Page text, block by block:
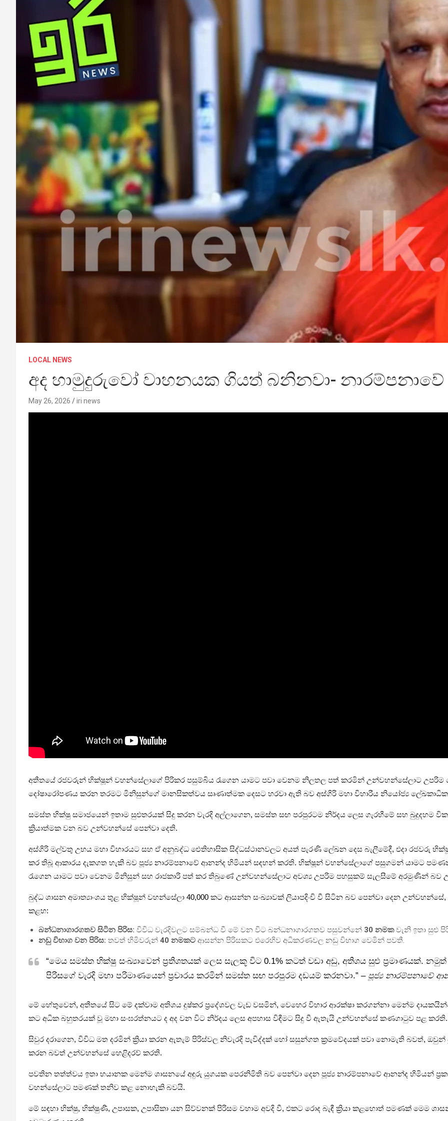
LOCAL NEWS
අද හාමුදුරුවෝ වාහනයක ගියත් බනිනවා-
May 26, 2026 iri news
අතීතයේ රජවරුන් භික්ෂූන් වහන්සේලාගේ පිරිකර පසුම්බිය රැගෙන යාමට පවා වෙනම නිලතල පත් කරමින් උන්වහන්සේලාට
දෝෂාරෝපණය කරන තරමට මිනිසුන්ගේ මානසිකත්වය සෘණාත්මක දෙසට හරවා ඇති බව අස්ගිරි මහා විහාරීය නියෝජ්‍ය
සමස්ත භික්ෂු සමාජයෙන් ඉතාම සුළුතරයක් සිදු කරන වැරදි අල්ලාගෙන, සමස්ත සඟ පරපුරටම නිර්දය ලෙස ගැරහීමේ සහ බුදුදහම
ක්‍රියාත්මක වන බව උන්වහන්සේ පෙන්වා දෙති.
අස්ගිරි මල්වතු උභය මහා විහාරයට සහ ඒ අනුබද්ධ ඓතිහාසික සිද්ධස්ථානවලට අයත් පැරණි ලේඛන දෙස බැලීමේදී, එදා රජවරු
කර තිබූ ආකාරය දැකගත හැකි බව පූජ්‍ය නාරම්පනාවේ ආනන්ද හිමියන් සඳහන් කරති. භික්ෂූන් වහන්සේලාගේ පසුගමන් යාමට
රැගෙන යාමට පවා වෙනම මිනිසුන් සහ රාජකාරි පත් කර තිබුණේ උන්වහන්සේලාට අවශ්‍ය උපරිම පහසුකම් සැලසීමේ අරමුණින්
බුද්ධ ශාසන අමාත්‍යාංශය තුළ භික්ෂූන් වහන්සේලා 40,000 කට ආසන්න සංඛ්‍යාවක් ලියාපදිංචි වී සිටින බව පෙන්වා දෙන
කළහ:
බන්ධනාගාරගතව සිටින පිරිස: විවිධ වැරදිවලට සම්බන්ධ වී මේ වන විට බන්ධනාගාරගතව පසුවන්නේ 30 නමකවැනි ඉතා සුළු
නඩු විභාග වන පිරිස: තවත් හිමිවරුන් 40 නමකට ආසන්න පිරිසකට එරෙහිව අධිකරණවල නඩු විභාග වෙමින් පවතී.
“මෙය සමස්ත භික්ෂු සංඛ්‍යාවෙන් ප්‍රතිශතයක් ලෙස සැලකූ විට 0.1% කටත් වඩා අඩු, අතිශය සුළු ප්‍රමාණයක්.
පිරිසගේ වැරදි මහා පරිමාණයෙන් ප්‍රචාරය කරමින් සමස්ත සඟ පරපුරම දඩයම් කරනවා.” – පූජ්‍ය නාරම්පනාවේ
මේ හේතුවෙන්, අතීතයේ සිට මේ දක්වාම අතිශය දුෂ්කර ප්‍රදේශවල වැඩ වසමින්, වෙහෙර විහාර ආරක්ෂා කරගන්නා මෙන්ම
කට අධික බහුතරයක් වූ මහා සංඝරත්නයට ද අද වන විට නිර්දය ලෙස අපහාස විඳීමට සිදු වී ඇතැයි උන්වහන්සේ කණගාටුව පළ කරති.
සිවුර දරාගෙන, විවිධ මත දරමින් ක්‍රියා කරන ඇතැම් පිරිස්වල නිවැරදි පැවිද්දක් හෝ සසුන්ගත ක්‍රමවේදයක් පවා නොමැති බවත්,
කරන බවත් උන්වහන්සේ හෙළිදරව් කරති.
පවතින තත්ත්වය ඉතා භයානක මෙන්ම ශාසනයේ අඳුරු යුගයක පෙරනිමිති බව පෙන්වා දෙන පූජ්‍ය නාරම්පනාවේ ආනන්ද හිමියන්
වහන්සේලාට පමණක් තනිව කළ නොහැකි බවයි.
මේ සඳහා භික්ෂු, භික්ෂුණී, උපාසක, උපාසිකා යන සිව්වනක් පිරිසම වහාම අවදි වී, එකට රොද බැඳී ක්‍රියා කළහොත් පමණක් මෙම